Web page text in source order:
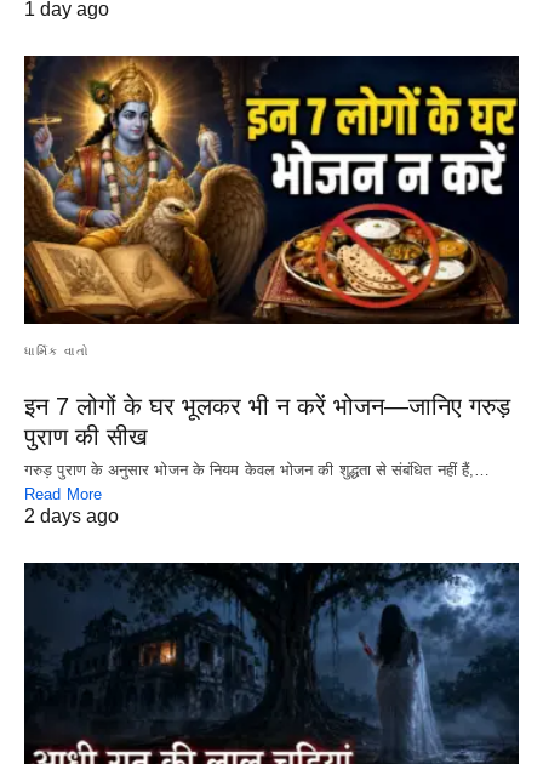
1 day ago
ધાર્મિક વાતો
इन 7 लोगों के घर भूलकर भी न करें भोजन—जानिए गरुड़
पुराण की सीख
गरुड़ पुराण के अनुसार भोजन के नियम केवल भोजन की शुद्धता से संबंधित नहीं हैं,…
Read More
2 days ago